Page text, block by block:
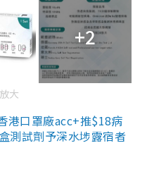
+2
大
港口罩廠acc+推$18病
測試劑予深水埗露宿者